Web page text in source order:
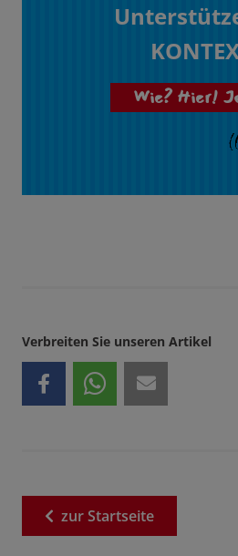
Wie? Hier!
Verbreiten Sie unseren Artikel
zurStartseite